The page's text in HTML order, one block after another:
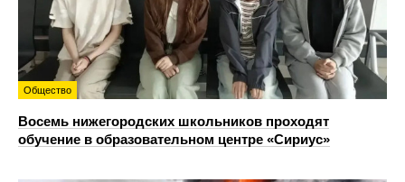
Общество
Восемь нижегородских школьников проходят
обучение в образовательном центре «Сириус»